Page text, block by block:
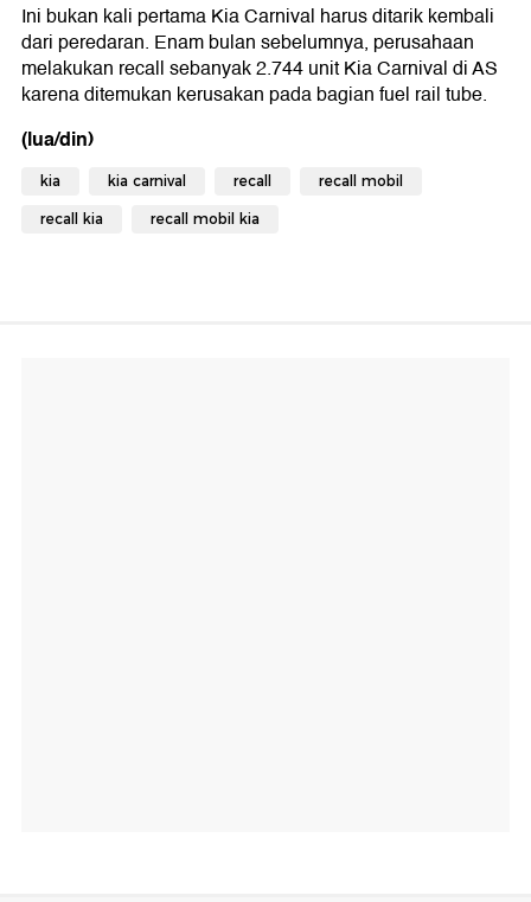
Ini bukan kali pertama Kia Carnival harus ditarik kembali
dari peredaran. Enam bulan sebelumnya, perusahaan
melakukan recall sebanyak 2.744 unit Kia Carnival di AS
karena ditemukan kerusakan pada bagian fuel rail tube.
(lua/din)
kia kia carnival recall recall mobil
recall kia recall mobil kia